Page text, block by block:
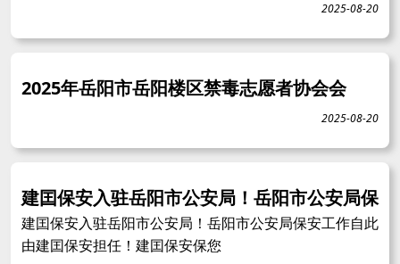
2025-08-20
2025年岳阳市岳阳楼区禁毒志愿者协会会
2025-08-20
建囯保安入驻岳阳市公安局！岳阳市公安局保
建囯保安入驻岳阳市公安局！岳阳市公安局保安工作自此
由建囯保安担任！建囯保安保您